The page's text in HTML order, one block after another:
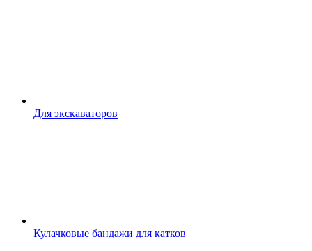
Для экскаваторов
Кулачковые бандажи для катков